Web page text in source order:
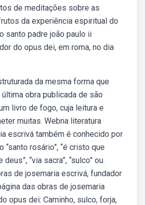
de meditações sobre as
da experiência espiritual do
santo padre joão paulo ii
do opus dei, em roma, no dia
da mesma forma que
obra publicada de são
livro de fogo, cuja leitura e
muitas. Webna literatura
escrivá também é conhecido por
rosário”, “é cristo que
“via sacra”, “sulco” ou.
de josemaria escrivá, fundador
das obras de josemaria
opus dei: Caminho, sulco, forja,